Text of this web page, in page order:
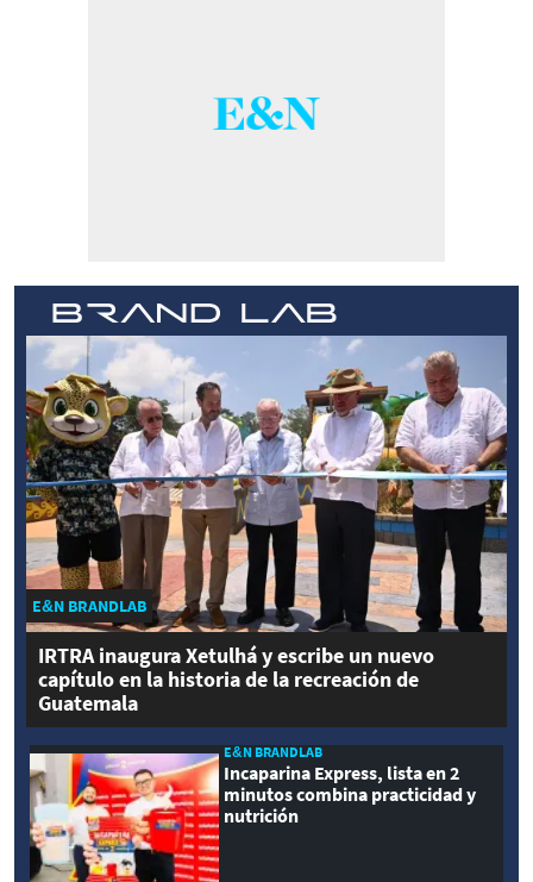
E&N BRANDLAB
IRTRA inaugura Xetulhá y escribe un nuevo
capítulo en la historia de la recreación de
Guatemala
E&N BRANDLAB
Incaparina Express, lista en 2
minutos combina practicidad y
nutrición